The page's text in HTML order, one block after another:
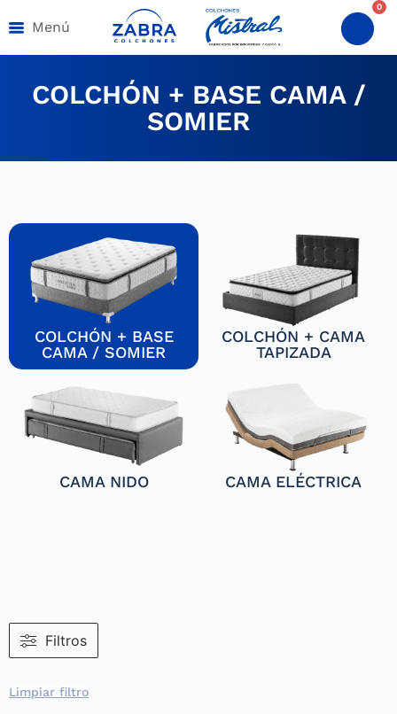
Menú
0
COLCHÓN + BASE CAMA /
SOMIER
COLCHÓN + BASE
CAMA / SOMIER
COLCHÓN + CAMA
TAPIZADA
CAMA NIDO CAMA ELÉCTRICA
Filtros
Limpiar filtro